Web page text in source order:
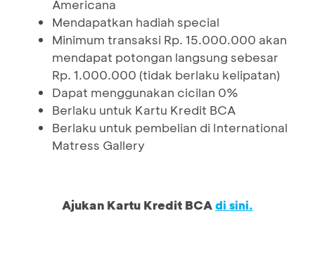
Americana
Mendapatkan hadiah special
Minimum transaksi Rp. 15.000.000 akan
mendapat potongan langsung sebesar
Rp. 1.000.000 (tidak berlaku kelipatan)
Dapat menggunakan cicilan 0%
Berlaku untuk Kartu Kredit BCA
Berlaku untuk pembelian di International
Matress Gallery
Ajukan Kartu Kredit BCAdi sini.